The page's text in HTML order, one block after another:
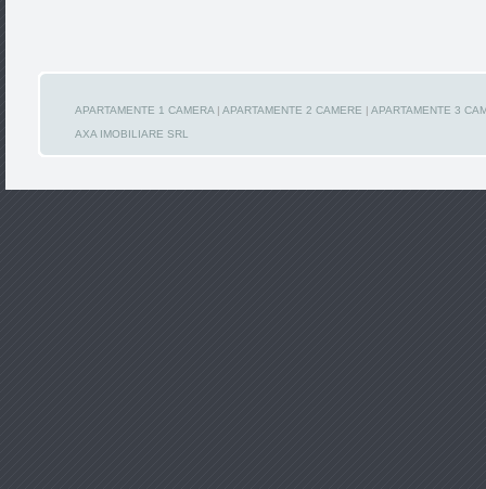
APARTAMENTE 1 CAMERA | APARTAMENTE 2 CAMERE | APARTAMENTE 3
AXA IMOBILIARE SRL